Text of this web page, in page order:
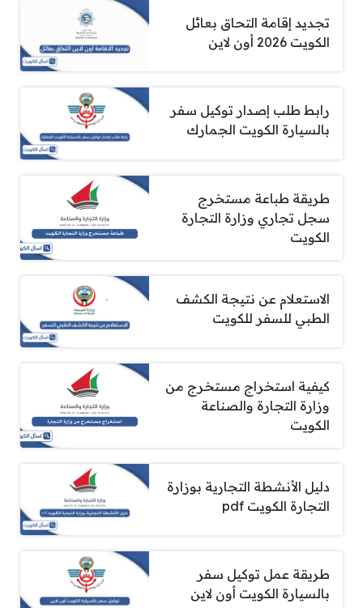
تجديد إقامة التحاق بعائل
الكويت 2026 أون لاين
رابط طلب إصدار توكيل سفر
بالسيارة الكويت الجمارك
طريقة طباعة مستخرج
سجل تجاري وزارة التجارة
الكويت
الاستعلام عن نتيجة الكشف
الطبي للسفر للكويت
كيفية استخراج مستخرج من
وزارة التجارة والصناعة
الكويت
دليل الأنشطة التجارية بوزارة
التجارة الكويت pdf
طريقة عمل توكيل سفر
بالسيارة الكويت أون لاين